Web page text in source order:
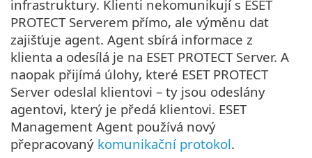
infrastruktury. Klienti nekomunikují s ESET
PROTECT Serverem přímo, ale výměnu dat
zajišťuje agent. Agent sbírá informace z
klienta a odesílá je na ESET PROTECT Server. A
naopak přijímá úlohy, které ESET PROTECT
Server odeslal klientovi – ty jsou odeslány
agentovi, který je předá klientovi. ESET
Management Agent používá nový
přepracovaný komunikační protokol.